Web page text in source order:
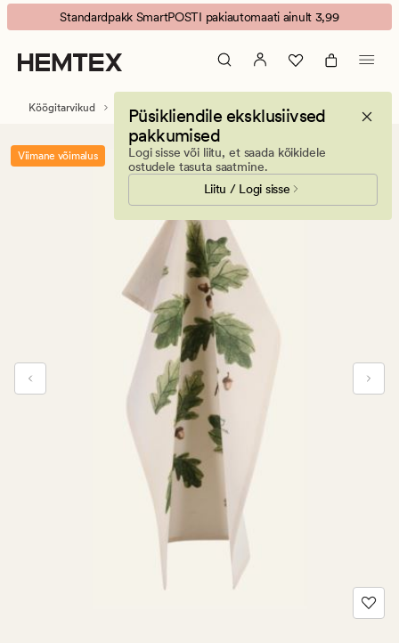
Season
köögirätik
naturaalne
toon
Animated
banner.
Press
ESCAPE
Standardpakk SmartPOSTI pakiautomaati ainult 3,99
Püsikliendile eksklusiivsed
pakkumised
Logi sisse või liitu, et saada kõikidele
ostudele tasuta saatmine.
Liitu / Logi sisse
Köögitarvikud Köögirätikud
Viimane võimalus